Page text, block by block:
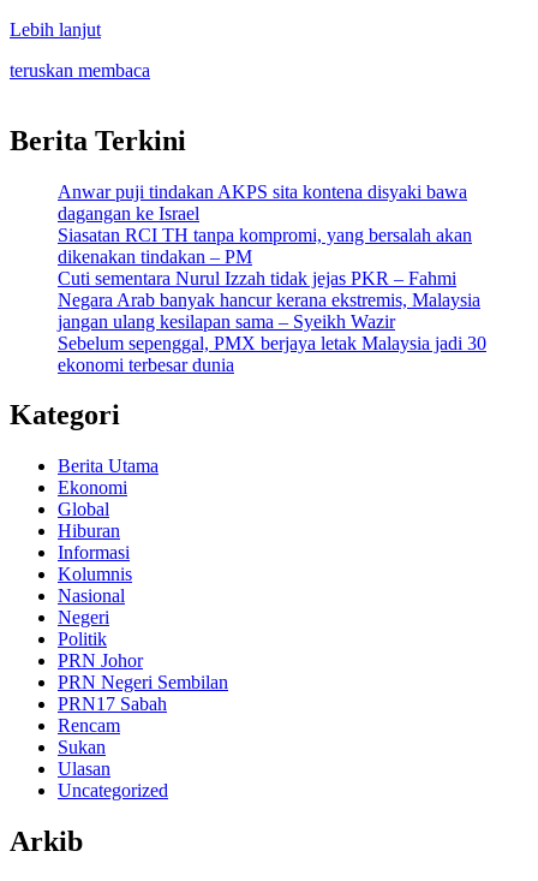
Lebih lanjut
teruskan membaca
Berita Terkini
Anwar puji tindakan AKPS sita kontena disyaki bawa
dagangan ke Israel
Siasatan RCI TH tanpa kompromi, yang bersalah akan
dikenakan tindakan – PM
Cuti sementara Nurul Izzah tidak jejas PKR – Fahmi
Negara Arab banyak hancur kerana ekstremis, Malaysia
jangan ulang kesilapan sama – Syeikh Wazir
Sebelum sepenggal, PMX berjaya letak Malaysia jadi 30
ekonomi terbesar dunia
Kategori
Berita Utama
Ekonomi
Global
Hiburan
Informasi
Kolumnis
Nasional
Negeri
Politik
PRN Johor
PRN Negeri Sembilan
PRN17 Sabah
Rencam
Sukan
Ulasan
Uncategorized
Arkib